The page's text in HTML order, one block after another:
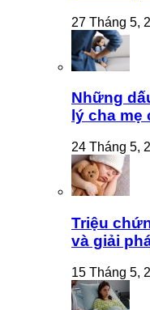
27 Tháng 5,
Những
lý cha mẹ
24 Tháng 5,
Triệu
và giải
15 Tháng 5,